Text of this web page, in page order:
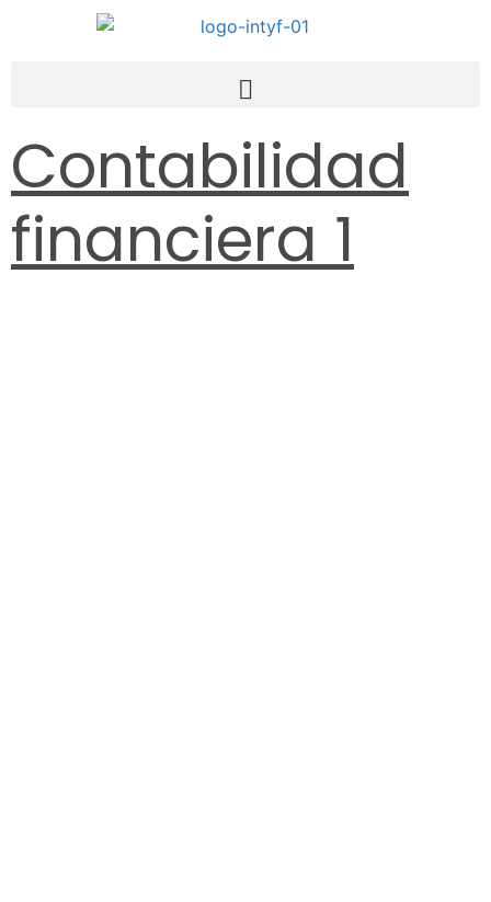
Contabilidad
financiera 1